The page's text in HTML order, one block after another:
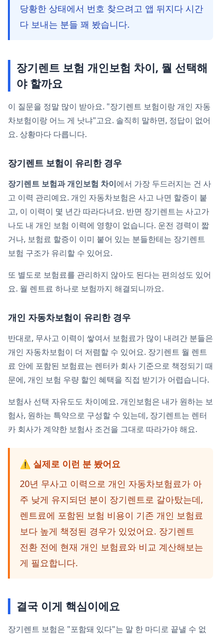
당황한 상태에서 번호 찾으려고 앱 뒤지다 시간
다 보내는 분들 꽤 봤습니다.
장기렌트 보험 개인보험 차이, 뭘 선택해
야 할까요
이 질문을 정말 많이 받아요. "장기렌트 보험이랑 개인 자동
차보험이랑 어느 게 낫냐"고요. 솔직히 말하면, 정답이 없어
요. 상황마다 다릅니다.
장기렌트 보험이 유리한 경우
장기렌트 보험과 개인보험 차이에서 가장 두드러지는 건 사
고 이력 관리예요. 개인 자동차보험은 사고 나면 할증이 붙
고, 이 이력이 몇 년간 따라다녀요. 반면 장기렌트는 사고가
나도 내 개인 보험 이력에 영향이 없습니다. 운전 경력이 짧
거나, 보험료 할증이 이미 붙어 있는 분들한테는 장기렌트
보험 구조가 유리할 수 있어요.
또 별도로 보험료를 관리하지 않아도 된다는 편의성도 있어
요. 월 렌트료 하나로 보험까지 해결되니까요.
개인 자동차보험이 유리한 경우
반대로, 무사고 이력이 쌓여서 보험료가 많이 내려간 분들은
개인 자동차보험이 더 저렴할 수 있어요. 장기렌트 월 렌트
료 안에 포함된 보험료는 렌터카 회사 기준으로 책정되기 때
문에, 개인 보험 우량 할인 혜택을 직접 받기가 어렵습니다.
보험사 선택 자유도도 차이예요. 개인보험은 내가 원하는 보
험사, 원하는 특약으로 구성할 수 있는데, 장기렌트는 렌터
카 회사가 계약한 보험사 조건을 그대로 따라가야 해요.
⚠️ 실제로 이런 분 봤어요
20년 무사고 이력으로 개인 자동차보험료가 아
주 낮게 유지되던 분이 장기렌트로 갈아탔는데,
렌트료에 포함된 보험 비용이 기존 개인 보험료
보다 높게 책정된 경우가 있었어요. 장기렌트
전환 전에 현재 개인 보험료와 비교 계산해보는
게 필요합니다.
결국 이게 핵심이에요
장기렌트 보험은 "포함돼 있다"는 말 한 마디로 끝낼 수 없